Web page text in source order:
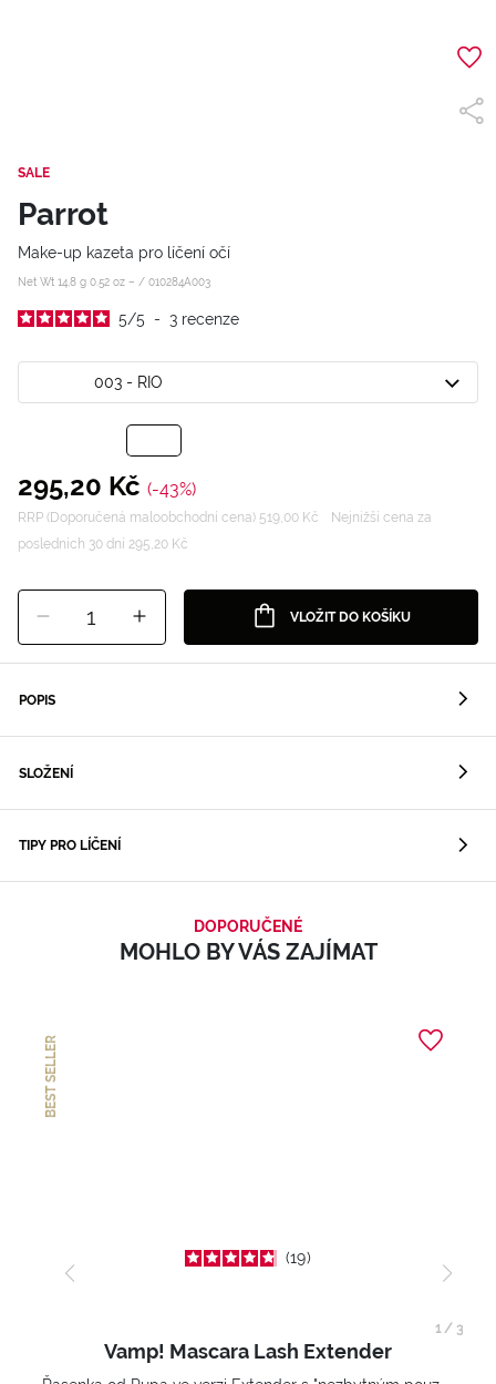
SALE
Parrot
Make-up kazeta pro líčení očí
Net Wt 14,8 g 0.52 oz – / 010284A003
5/5 - 3 recenze
003 - RIO
295,20 Kč (-43%)
RRP (Doporučená maloobchodní cena) 519,00 Kč
Nejnižší cena za
posledních 30 dní 295,20 Kč
1 VLOŽIT DO KOŠÍKU
POPIS
SLOŽENÍ
TIPY PRO LÍČENÍ
DOPORUČENÉ
MOHLO BY VÁS ZAJÍMAT
BEST SELLER
19
Vamp! Mascara Lash Extender
1 / 3